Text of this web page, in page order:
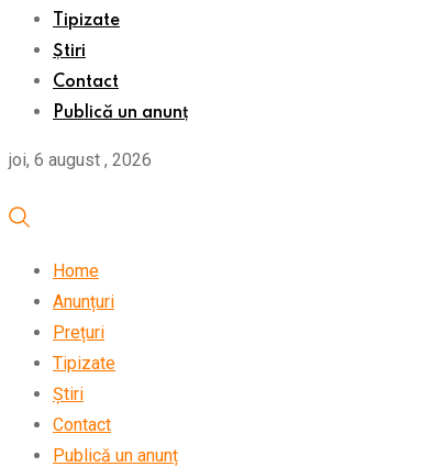
Tipizate
Știri
Contact
Publică un anunț
joi, 6 august , 2026
Home
Anunțuri
Prețuri
Tipizate
Știri
Contact
Publică un anunț